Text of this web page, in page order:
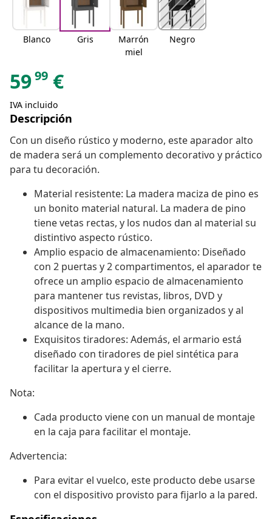
Blanco Gris
Marrón
miel
Negro
5999 €
IVA incluido
Descripción
Con un diseño rústico y moderno, este aparador alto
de madera será un complemento decorativo y práctico
para tu decoración.
Material resistente: La madera maciza de pino es
un bonito material natural. La madera de pino
tiene vetas rectas, y los nudos dan al material su
distintivo aspecto rústico.
Amplio espacio de almacenamiento: Diseñado
con 2 puertas y 2 compartimentos, el aparador te
ofrece un amplio espacio de almacenamiento
para mantener tus revistas, libros, DVD y
dispositivos multimedia bien organizados y al
alcance de la mano.
Exquisitos tiradores: Además, el armario está
diseñado con tiradores de piel sintética para
facilitar la apertura y el cierre.
Nota:
Cada producto viene con un manual de montaje
en la caja para facilitar el montaje.
Advertencia:
Para evitar el vuelco, este producto debe usarse
con el dispositivo provisto para fijarlo a la pared.